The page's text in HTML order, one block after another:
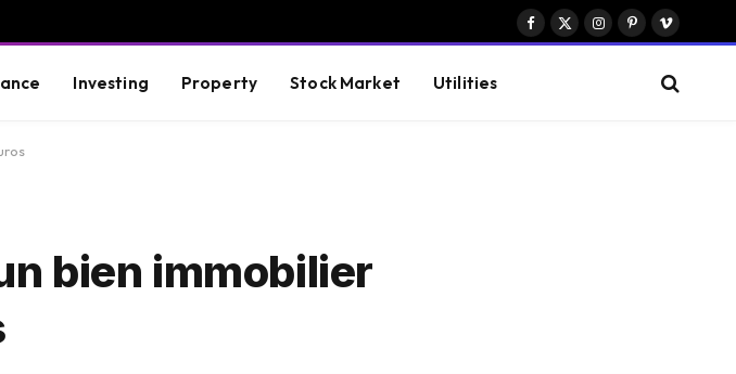
Facebook
X
Instagram
PinterestVimeo
Investing Property Stock Market Utilities
bien immobilier